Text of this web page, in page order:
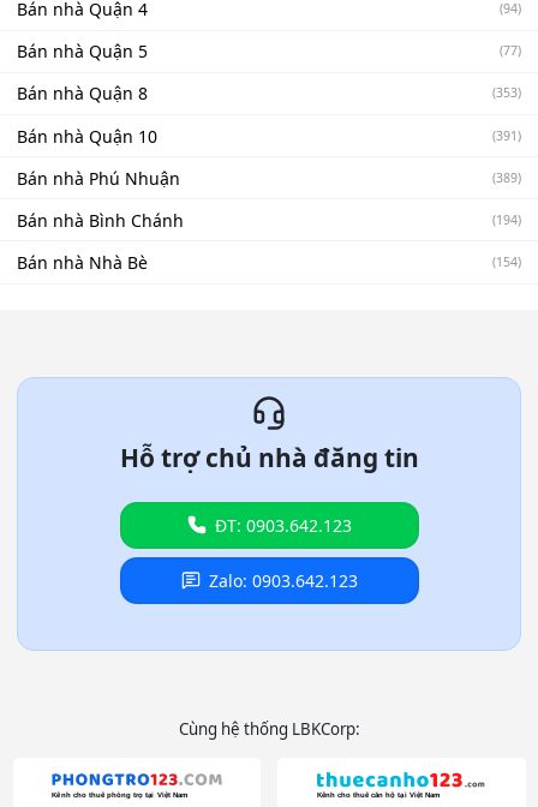
Bán nhà Quận 4 (94)
Bán nhà Quận 5 (77)
Bán nhà Quận 8 (353)
Bán nhà Quận 10 (391)
Bán nhà Phú Nhuận (389)
Bán nhà Bình Chánh (194)
Bán nhà Nhà Bè (154)
Hỗ trợ chủ nhà đăng tin
ĐT: 0903.642.123
Zalo: 0903.642.123
Cùng hệ thống LBKCorp: